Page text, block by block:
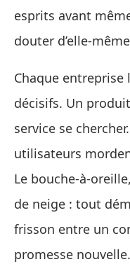
esprits avant
douter d’elle-
Chaque
décisifs. Un
service se
utilisateurs
Le bouche-à-
de neige : tout
frisson entre un
promesse nouvelle.